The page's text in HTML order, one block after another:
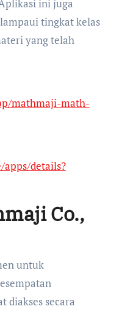
ini juga
tingkat kelas
yang telah
mathmaji-math-
details?
Co.,
untuk
diakses secara